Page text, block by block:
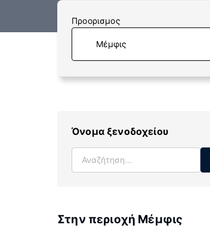
Προορισμος
Όνομα ξενοδοχείου
Στην περιοχή Μέμφις